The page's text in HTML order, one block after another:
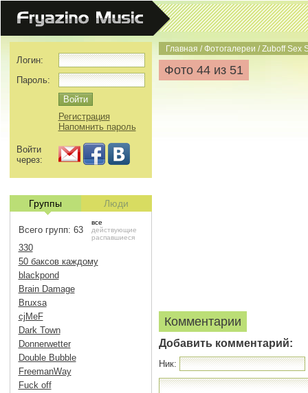
Главная /Фотогалереи /Zuboff Sex
Фото 44 из 51
Комментарии
Добавить комментарий:
Ник:
Логин:
Пароль:
Регистрация
Напомнить пароль
Войти
через:
Группы Люди
Всего групп: 63
все
действующие
распавшиеся
330
50 баксов каждому
blackpond
Brain Damage
Bruxsa
cjMeF
Dark Town
Donnerwetter
Double Bubble
FreemanWay
Fuck off